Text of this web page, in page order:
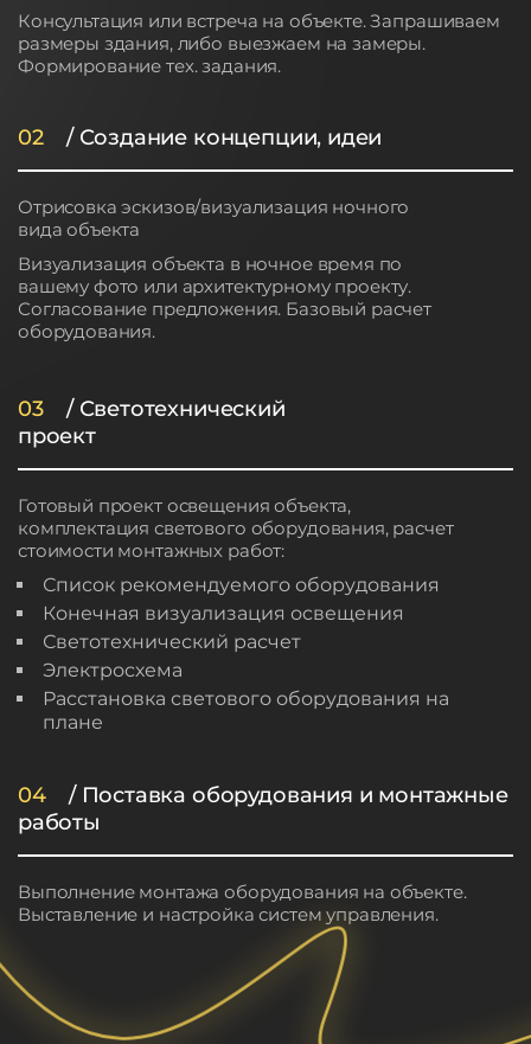
Консультация или встреча на объекте. Запрашиваем
размеры здания, либо выезжаем на замеры.
Формирование тех. задания.
02/ Создание концепции, идеи
Отрисовка эскизов/визуализация ночного
вида объекта
Визуализация объекта в ночное время по
вашему фото или архитектурному проекту.
Согласование предложения. Базовый расчет
оборудования.
03/ Светотехнический
проект
Готовый проект освещения объекта,
комплектация светового оборудования, расчет
стоимости монтажных работ:
Список рекомендуемого оборудования
Конечная визуализация освещения
Светотехнический расчет
Электросхема
Расстановка светового оборудования на
плане
04/ Поставка оборудования и монтажные
работы
Выполнение монтажа оборудования на объекте.
Выставление и настройка систем управления.